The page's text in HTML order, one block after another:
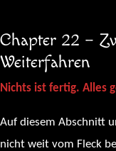
Chapter 22 –
Weiterfahren
Nichts ist fertig. Alles
Auf diesem Abschnitt
nicht weit vom Fleck